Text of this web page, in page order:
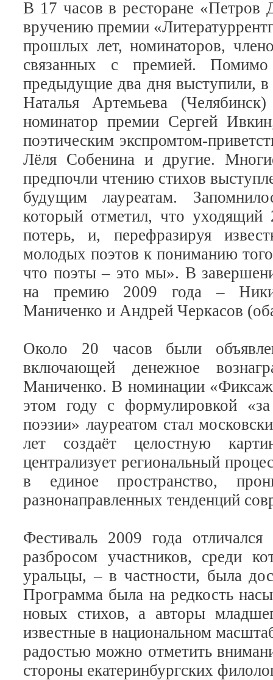
В 17 часов в ресторане «Петров
вручению премии
прошлых лет, номинаторов,
связанных с премией.
предыдущие два дня выступили, в
Наталья Артемьева
номинатор премии Сергей
поэтическим экспромтом-
Лёля Собенина и другие.
предпочли чтению стихов
будущим лауреатам.
который отметил, что уходящий
потерь, и, перефразируя
молодых поэтов к пониманию
что поэты – это мы». В
на премию 2009 года –
Маниченко и Андрей Черкасов
Около 20 часов были
включающей денежное
Маниченко. В номинации
этом году с формулировкой
поэзии» лауреатом стал
лет создаёт целостную
централизует региональный
в единое пространство,
разнонаправленных тенденций
Фестиваль 2009 года отличался
разбросом участников, среди
уральцы, – в частности, была
Программа была на редкость
новых стихов, а авторы
известные в национальном
радостью можно отметить
стороны екатеринбургских